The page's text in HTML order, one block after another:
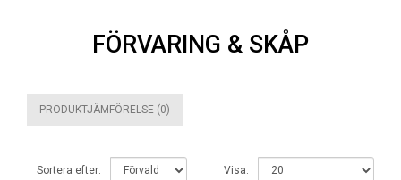
FÖRVARING & SKÅP
PRODUKTJÄMFÖRELSE (0)
Sortera efter: Visa: